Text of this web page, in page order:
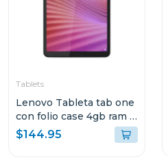
Tablets
Lenovo Tableta tab one
con folio case 4gb ram y
128gb de
almacenamiento lte gris
$144.95